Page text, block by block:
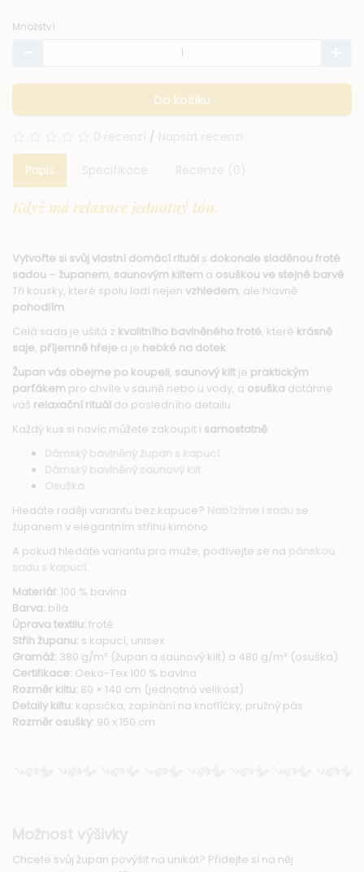
Množství
Do košíku
0 recenzí / Napsat recenzi
Popis Specifikace Recenze (0)
Když má relaxace jednotný tón.
Vytvořte si svůj vlastní domácí rituál s dokonale sladěnou froté
sadou – županem, saunovým kiltem a osuškou ve stejné barvě.
Tři kousky, které spolu ladí nejen vzhledem, ale hlavně
pohodlím.
Celá sada je ušitá z kvalitního bavlněného froté, které krásně
saje, příjemně hřeje a je hebké na dotek.
Župan vás obejme po koupeli, saunový kilt je praktickým
parťákem pro chvíle v sauně nebo u vody, a osuška dotáhne
váš relaxační rituál do posledního detailu.
Každý kus si navíc můžete zakoupit i samostatně:
Dámský bavlněný župan s kapucí
Dámský bavlněný saunový kilt
Osuška
Hledáte raději variantu bez kapuce? Nabízíme i sadu se
županem v elegantním střihu kimono.
A pokud hledáte variantu pro muže, podívejte se na pánskou
sadu s kapucí.
Materiál: 100 % bavlna
Barva: bílá
Úprava textilu: froté
Střih županu: s kapucí, unisex
Gramáž: 380 g/m² (župan a saunový kilt) a 480 g/m² (osuška)
Certifikace: Oeko-Tex 100 % bavlna
Rozměr kiltu: 80 × 140 cm (jednotná velikost)
Detaily kiltu: kapsička, zapínání na knoflíčky, pružný pás
Rozměr osušky: 90 x 150 cm
Možnost výšivky
Chcete svůj župan povýšit na unikát? Přidejte si na něj